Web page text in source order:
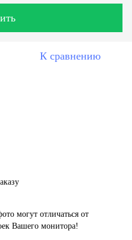
К сравнению
могут отличаться от
Вашего монитора!